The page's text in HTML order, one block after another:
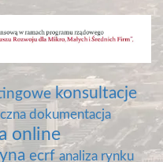
konsultacje
dokumentacja
online
ecrf analiza rynku